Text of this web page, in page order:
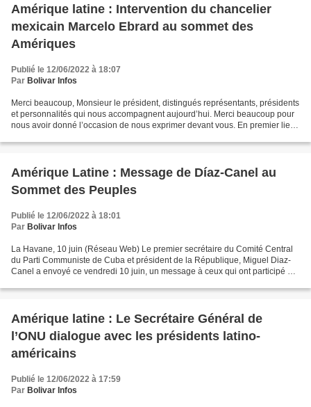
Amérique latine : Intervention du chancelier
mexicain Marcelo Ebrard au sommet des
Amériques
Publié le 12/06/2022 à 18:07
Par Bolivar Infos
Merci beaucoup, Monsieur le président, distingués représentants, présidents
et personnalités qui nous accompagnent aujourd’hui. Merci beaucoup pour
nous avoir donné l’occasion de nous exprimer devant vous. En premier lieu,
Amérique Latine : Message de Díaz-Canel au
Sommet des Peuples
Publié le 12/06/2022 à 18:01
Par Bolivar Infos
La Havane, 10 juin (Réseau Web) Le premier secrétaire du Comité Central
du Parti Communiste de Cuba et président de la République, Miguel Diaz-
Canel a envoyé ce vendredi 10 juin, un message à ceux qui ont participé au
Amérique latine : Le Secrétaire Général de
l’ONU dialogue avec les présidents latino-
américains
Publié le 12/06/2022 à 17:59
Par Bolivar Infos